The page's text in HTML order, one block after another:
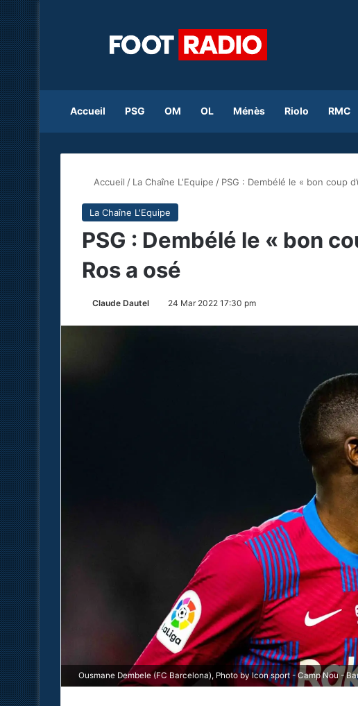
Accueil PSG OM OL Ménès Riolo RMC
Accueil / La Chaîne L'Equipe / PSG : Dembélé le « bon coup
La Chaîne L'Equipe
PSG : Dembélé le « bon
Ros a osé
Claude Dautel 24 Mar 2022 17:30 pm
Ousmane Dembele (FC Barcelona), Photo by Icon sport - Camp Nou -